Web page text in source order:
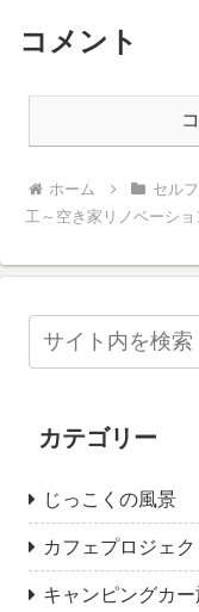
コメント
ホーム セル
工～空き家リノベーショ
カテゴリー
じっこくの風景
カフェプロジェク
キャンピングカー